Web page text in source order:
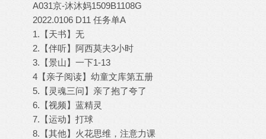
A031京-沐沐妈1509B1108G
2022.0106 D11 任务单A
1.【天书】无
2.【伴听】阿西莫夫3小时
3.【景山】一下1-13
4【亲子阅读】幼童文库第五册
5.【灵魂三问】亲了抱了夸了
6.【视频】蓝精灵
7.【运动】打球
8.【其他】火花思维，注意力课